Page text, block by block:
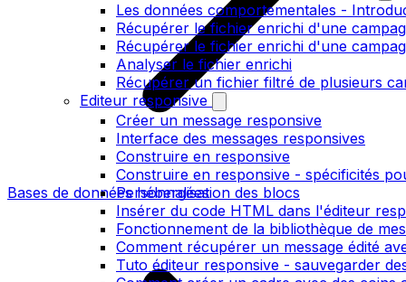
Les données comportementales -
Récupérer le fichier enrichi d'une
Récupérer le fichier enrichi d'une
Analyser le fichier enrichi
Récupérer un fichier filtré de plusieurs
Editeur responsive
Créer un message responsive
Interface des messages responsives
Construire en responsive
Construire en responsive - spécificités
Personnalisation des blocs
Insérer du code HTML dans l'éditeur
Fonctionnement de la bibliothèque de
Comment récupérer un message édité
Tuto éditeur responsive - sauvegarder
Bases de données hébergées